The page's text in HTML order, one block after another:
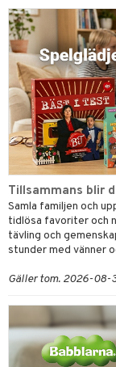
Tillsammans blir
Samla familjen och
tidlösa favoriter och
tävling och
stunder med vänner
Gäller tom. 2026-08-